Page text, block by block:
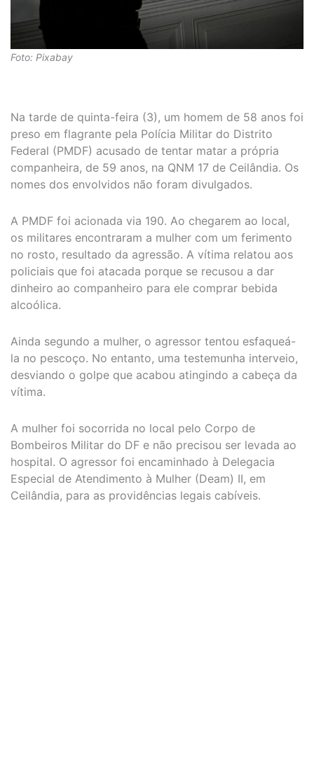
Foto: Pixabay
Na tarde de quinta-feira (3), um homem de 58 anos foi
preso em flagrante pela Polícia Militar do Distrito
Federal (PMDF) acusado de tentar matar a própria
companheira, de 59 anos, na QNM 17 de Ceilândia. Os
nomes dos envolvidos não foram divulgados.
A PMDF foi acionada via 190. Ao chegarem ao local,
os militares encontraram a mulher com um ferimento
no rosto, resultado da agressão. A vítima relatou aos
policiais que foi atacada porque se recusou a dar
dinheiro ao companheiro para ele comprar bebida
alcoólica.
Ainda segundo a mulher, o agressor tentou esfaqueá-
la no pescoço. No entanto, uma testemunha interveio,
desviando o golpe que acabou atingindo a cabeça da
vítima.
A mulher foi socorrida no local pelo Corpo de
Bombeiros Militar do DF e não precisou ser levada ao
hospital. O agressor foi encaminhado à Delegacia
Especial de Atendimento à Mulher (Deam) II, em
Ceilândia, para as providências legais cabíveis.